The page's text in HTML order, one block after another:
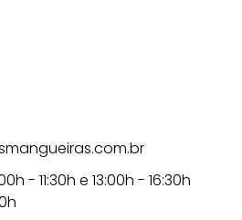
- 11:30h e 13:00h - 16:30h